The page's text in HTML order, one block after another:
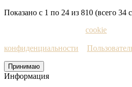
Показано с 1 по 24 из 810 (всего 34
cookie
конфиденциальности
Принимаю
Информация